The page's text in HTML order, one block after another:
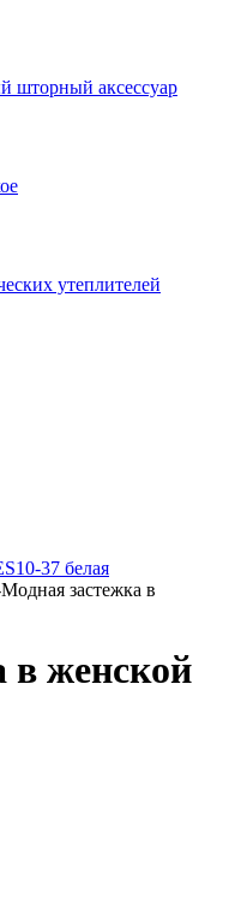
шторный аксессуар
утеплителей
37 белая
Модная застежка в
в женской